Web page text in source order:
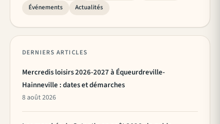
Événements
Actualités
DERNIERS ARTICLES
Mercredis loisirs 2026-2027 à Équeurdreville-
Hainneville : dates et démarches
8 août 2026